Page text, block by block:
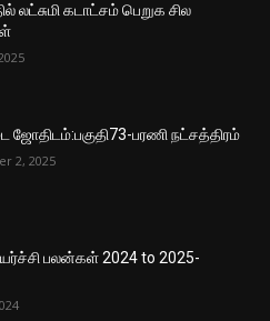
லட்சுமி கடாட்சம் பெறுக சில
ஜோதிடம்:பகுதி73-பரணி நட்சத்திரம்
2, 2025
பலன்கள் 2024 to 2025-